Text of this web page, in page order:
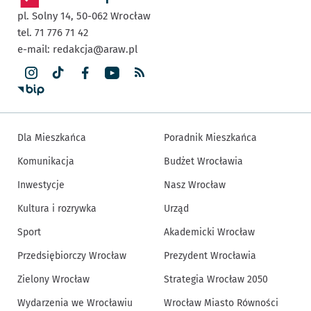
pl. Solny 14, 50-062 Wrocław
tel. 71 776 71 42
e-mail: redakcja@araw.pl
Dla Mieszkańca
Komunikacja
Inwestycje
Kultura i rozrywka
Sport
Przedsiębiorczy Wrocław
Zielony Wrocław
Wydarzenia we Wrocławiu
Poradnik Mieszkańca
Budżet Wrocławia
Nasz Wrocław
Urząd
Akademicki Wrocław
Prezydent Wrocławia
Strategia Wrocław 2050
Wrocław Miasto Równości